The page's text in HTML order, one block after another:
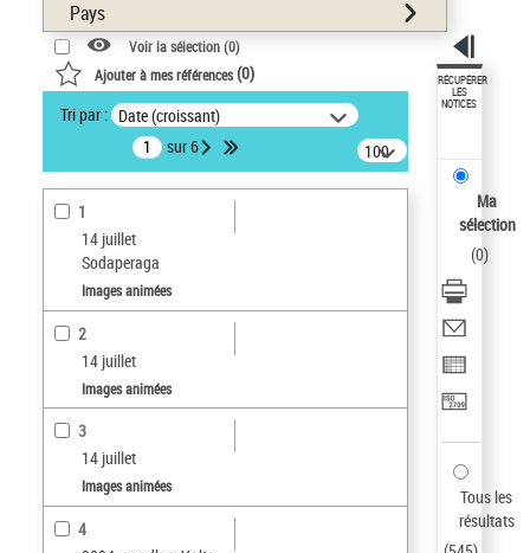
Pays
Voir la sélection (0)
Ajouter à mes références(0)
Tri par : Date (croissant)
sur 6
100
résultats/page
1
14 juillet
Sodaperaga
Images animées
2
14 juillet
Images animées
3
14 juillet
Images animées
4
RÉCUPÉRER
LES
NOTICES
Ma
sélection
(0)
Tous les
résultats